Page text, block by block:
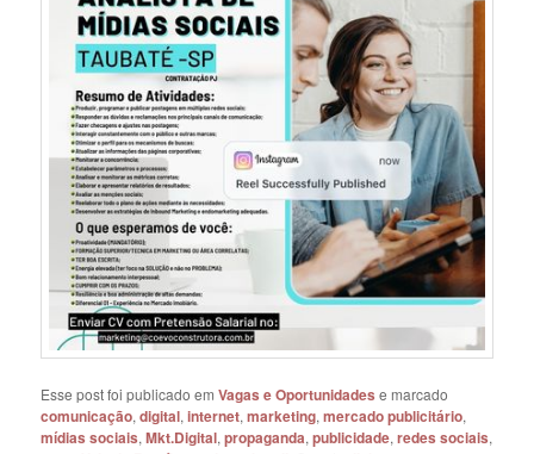
Esse post foi publicado emVagas e Oportunidades e marcado
comunicação,digital,internet,marketing,mercado publicitário,
mídias sociais,Mkt.Digital,propaganda,publicidade,redes sociais,